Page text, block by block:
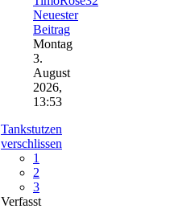
Neuester
Beitrag
Montag
3.
August
2026,
13:53
Tankstutzen
verschlissen
1
2
3
Verfasst